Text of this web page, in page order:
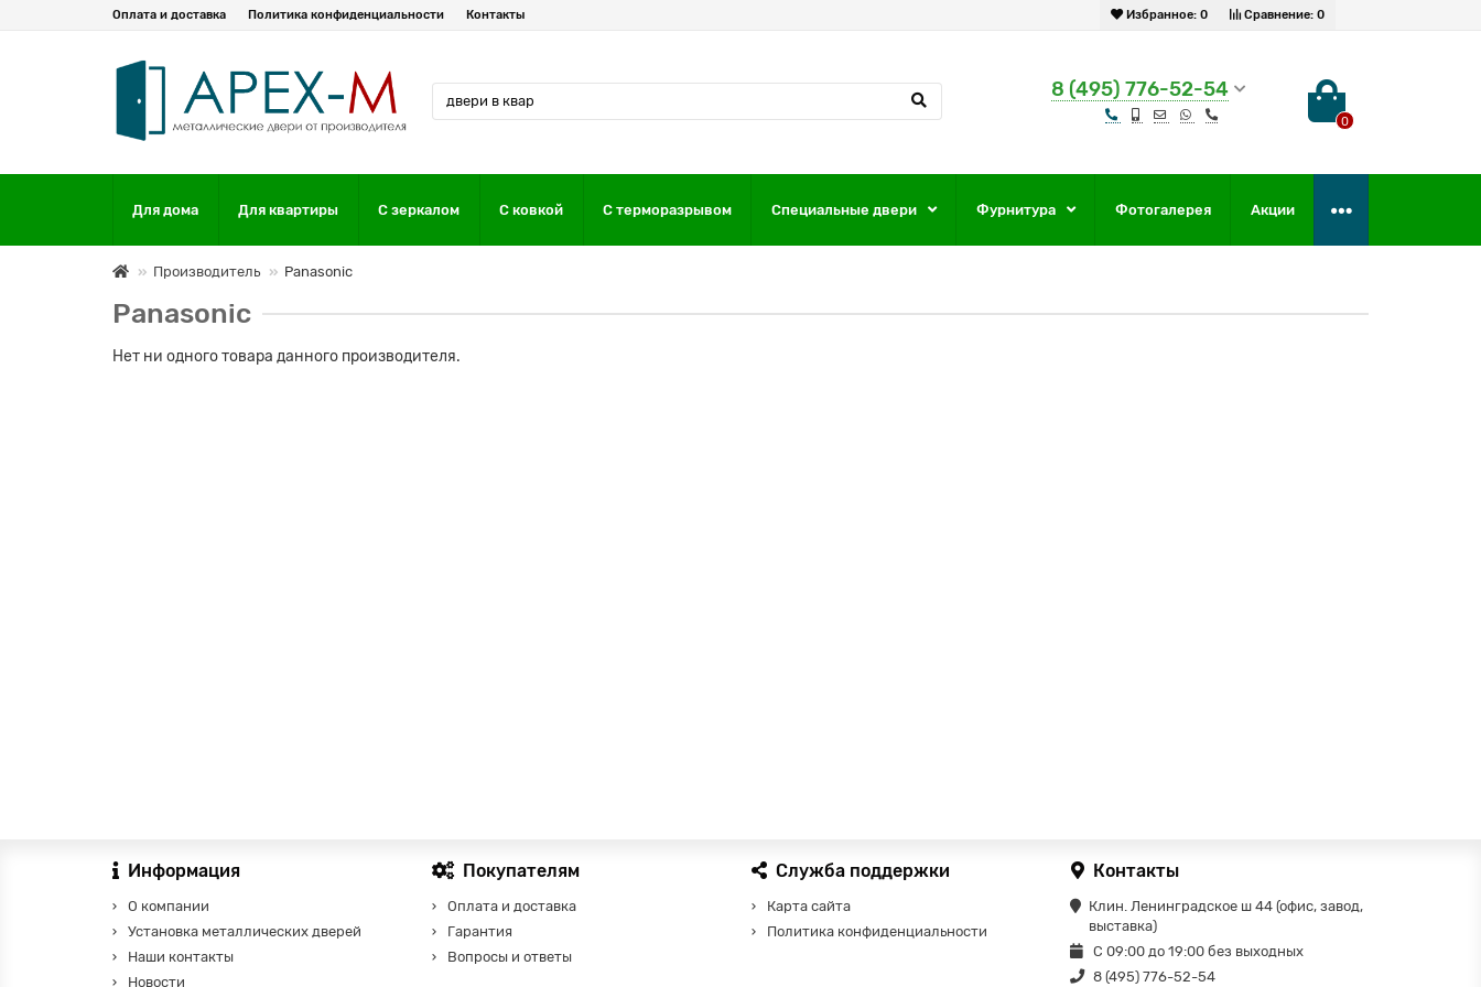
Сравнение: 0
Избранное: 0
Оплата и доставка Политика конфиденциальности Контакты
8 (495) 776-52-54
0
Для дома Для квартиры С зеркалом С ковкой С терморазрывом Специальные двери Фурнитура Фотогалерея Акции
Производитель Panasonic
Panasonic
Нет ни одного товара данного производителя.
Информация
О компании
Установка металлических дверей
Наши контакты
Новости
Покупателям
Оплата и доставка
Гарантия
Вопросы и ответы
Служба поддержки
Карта сайта
Политика конфиденциальности
Контакты
Клин. Ленинградское ш 44 (офис, завод,
выставка)
С 09:00 до 19:00 без выходных
8 (495) 776-52-54